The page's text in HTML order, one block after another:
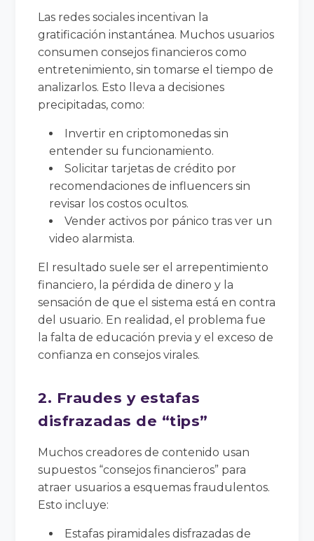
Las redes sociales incentivan la
gratificación instantánea. Muchos usuarios
consumen consejos financieros como
entretenimiento, sin tomarse el tiempo de
analizarlos. Esto lleva a decisiones
precipitadas, como:
Invertir en criptomonedas sin
entender su funcionamiento.
Solicitar tarjetas de crédito por
recomendaciones de influencers sin
revisar los costos ocultos.
Vender activos por pánico tras ver un
video alarmista.
El resultado suele ser el arrepentimiento
financiero, la pérdida de dinero y la
sensación de que el sistema está en contra
del usuario. En realidad, el problema fue
la falta de educación previa y el exceso de
confianza en consejos virales.
2. Fraudes y estafas
disfrazadas de “tips”
Muchos creadores de contenido usan
supuestos “consejos financieros” para
atraer usuarios a esquemas fraudulentos.
Esto incluye:
Estafas piramidales disfrazadas de